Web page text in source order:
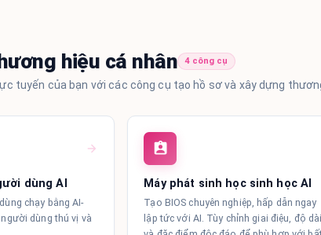
hiệu cá nhân 4 công cụ
tuyến của bạn với các công cụ tạo hồ sơ và xây dựng
dùng AI
chạy bằng AI-
dùng thú vị và
Máy phát sinh học sinh học AI
Tạo BIOS chuyên nghiệp, hấp dẫn ngay
lập tức với AI. Tùy chỉnh giai điệu, độ dài